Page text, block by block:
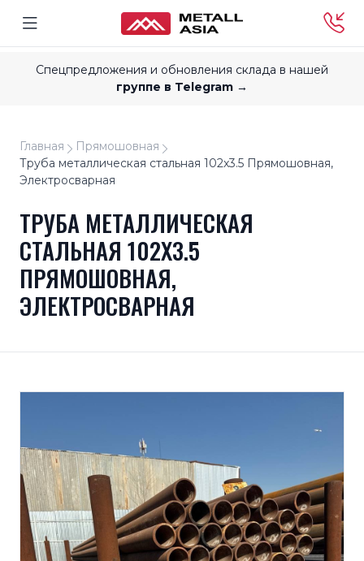
Спецпредложения и обновления склада в нашей
группе в Telegram →
Главная
Прямошовная
Труба металлическая стальная 102x3.5 Прямошовная,
Электросварная
ТРУБА МЕТАЛЛИЧЕСКАЯ
СТАЛЬНАЯ 102X3.5
ПРЯМОШОВНАЯ,
ЭЛЕКТРОСВАРНАЯ